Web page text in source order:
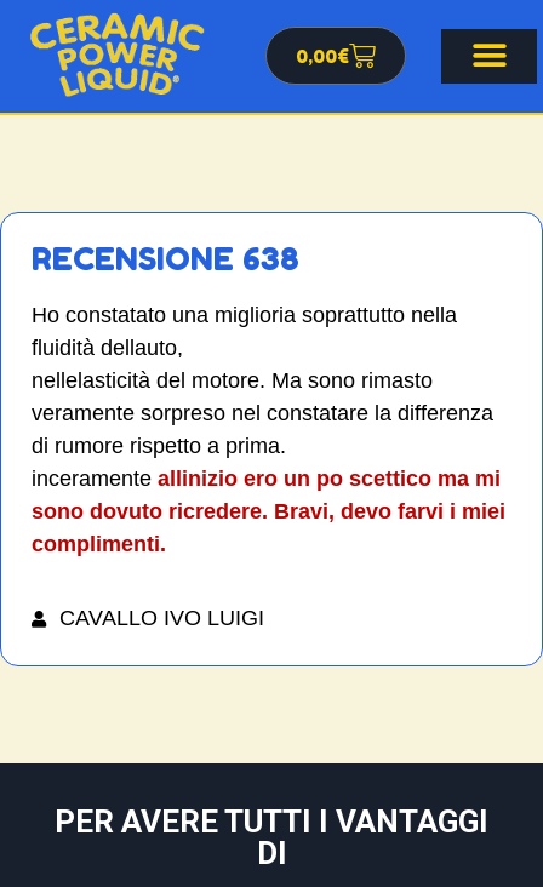
0,00€
RECENSIONE 638
Ho constatato una miglioria soprattutto nella
fluidità dellauto,
nellelasticità del motore. Ma sono rimasto
veramente sorpreso nel constatare la differenza
di rumore rispetto a prima.
inceramente allinizio ero un po scettico ma mi
sono dovuto ricredere. Bravi, devo farvi i miei
complimenti.
CAVALLO IVO LUIGI
PER AVERE TUTTI I VANTAGGI
DI